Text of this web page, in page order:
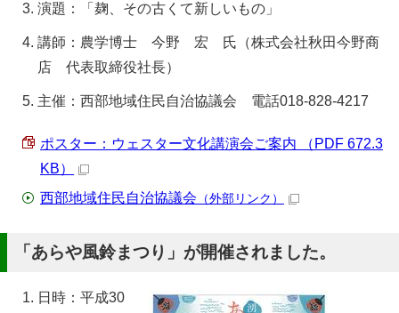
演題：「麹、その古くて新しいもの」
講師：農学博士 今野 宏 氏（株式会社秋田今野商
店 代表取締役社長）
主催：西部地域住民自治協議会 電話018-828-4217
ポスター：ウェスター文化講演会ご案内 （PDF 672.3
KB）
西部地域住民自治協議会 （外部リンク）
「あらや風鈴まつり」が開催されました。
日時：平成30